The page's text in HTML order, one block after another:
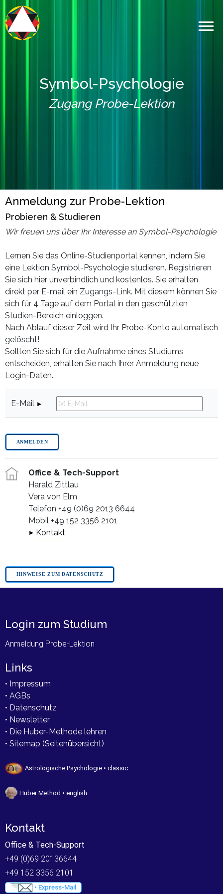
Symbol-Psychologie
Zugang Probe-Lektion
Anmeldung zur Probe-Lektion
Probieren & Studieren
Wir freuen uns über Ihr Interesse an Symbol-Psychologie
Lernen Sie das Online-Studienportal kennen, indem Sie
eine Lektion Symbol-Psychologie studieren. Registrieren
Sie sich hier unverbindlich und kostenlos. Sie erhalten
direkt per E-mail ein Zugangs-Link. Mit diesem können Sie
sich für 4 Tage auf dem Portal in den geschützten
Studien-Bereich einloggen.
Nach Ablauf dieser Zeit wird Ihr Probe-Konto automatisch
gelöscht!
Sollten Sie sich für die Aufnahme eines Studiums
entscheiden, erhalten Sie nach Ihrer Anmeldung neue
Login-Daten.
E-Mail
Office & Tech-Support
Harald Zittlau
Vera von Elm
Telefon +49 (0)69 2013 6644
Kontakt
Login zum Studium
Anmeldung Probe-Lektion
Links
• Impressum
• AGBs
• Datenschutz
• Newsletter
• Die Huber-Methode lehren
• Sitemap (Seitenübersicht)
Astrologische Psychologie • classic
Huber Method • english
Kontakt
Office & Tech-Support
+49 (0)69 20136644
+49 152 3356 2101
• Express-Mail